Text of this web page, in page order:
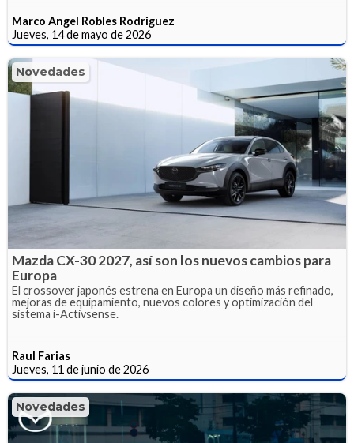
Marco Angel Robles Rodriguez
Jueves, 14 de mayo de 2026
Novedades
Mazda CX-30 2027, así son los nuevos cambios para
Europa
El crossover japonés estrena en Europa un diseño más refinado,
mejoras de equipamiento, nuevos colores y optimización del
sistema i-Activsense.
Raul Farias
Jueves, 11 de junio de 2026
Novedades